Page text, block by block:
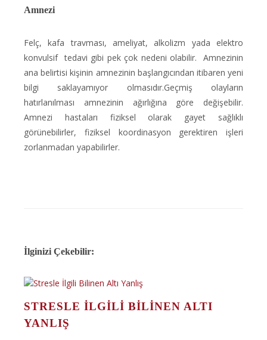
Amnezi
Felç, kafa travması, ameliyat, alkolizm yada elektro
konvulsif tedavi gibi pek çok nedeni olabilir. Amnezinin
ana belirtisi kişinin amnezinin başlangıcından itibaren yeni
bilgi saklayamıyor olmasıdır.Geçmiş olayların
hatırlanılması amnezinin ağırlığına göre değişebilir.
Amnezi hastaları fiziksel olarak gayet sağlıklı
görünebilirler, fiziksel koordinasyon gerektiren işleri
zorlanmadan yapabilirler.
İlginizi Çekebilir:
STRESLE İLGILI BILINEN ALTI
YANLIŞ